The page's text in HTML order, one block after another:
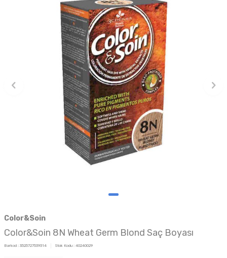
Color&Soin
Color&Soin 8N Wheat Germ Blond Saç Boyası
Barkod : 3525727539314 Stok Kodu : 40240029